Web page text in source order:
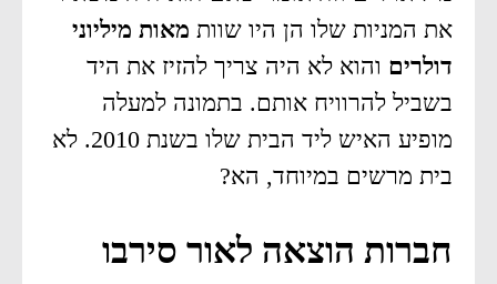
את המניות שלו הן היו שוות מאות מיליוני
דולרים והוא לא היה צריך להזיז את היד
בשביל להרוויח אותם. בתמונה למעלה
מופיע האיש ליד הבית שלו בשנת 2010. לא
בית מרשים במיוחד, הא?
חברות הוצאה לאור סירבו